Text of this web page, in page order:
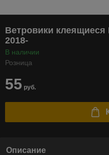
Ветровики клеящиеся
2018-
В наличии
Розница
55 руб.
Описание